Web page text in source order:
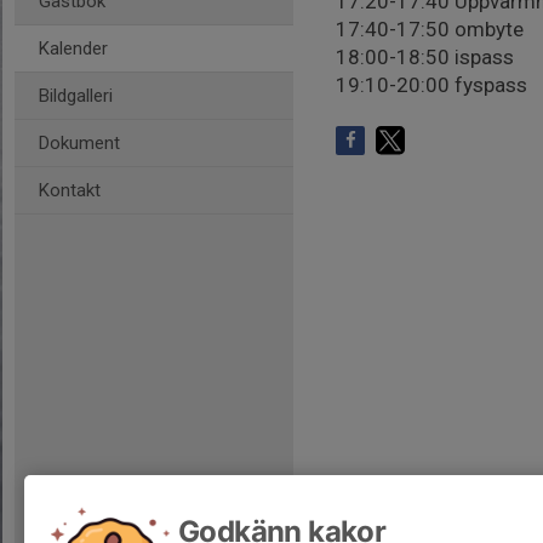
Kalender
Bildgalleri
Dokument
Kontakt
17:40-17:50 ombyte
18:00-18:50 ispass
19:10-20:00 fyspass
Godkänn kakor